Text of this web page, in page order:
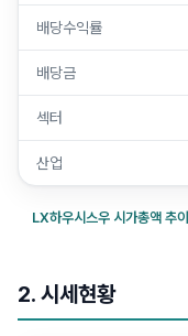
배당수익률
배당금
섹터
산업
LX하우시스우 시가총액 추
2. 시세현황